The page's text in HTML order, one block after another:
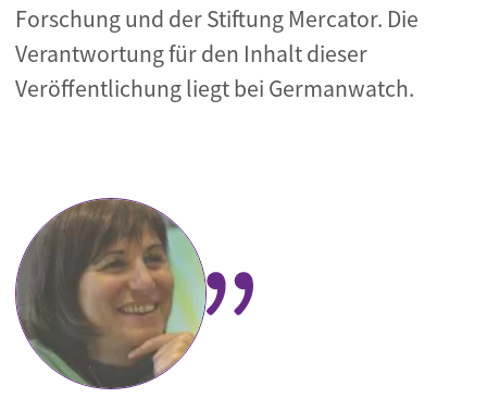
Forschung und der Stiftung Mercator. Die
Verantwortung für den Inhalt dieser
Veröffentlichung liegt bei Germanwatch.